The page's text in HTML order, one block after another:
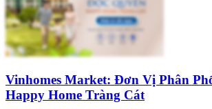
Vinhomes Market: Đơn Vị Phân
Happy Home Tràng Cát